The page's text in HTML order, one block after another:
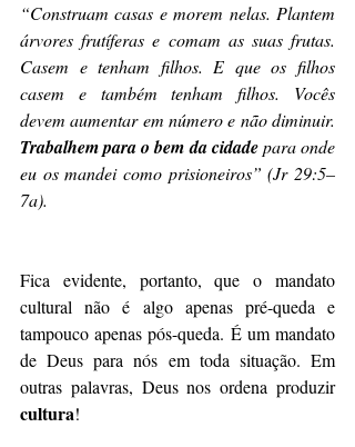
“Construam casas e morem nelas. Plantem
árvores frutíferas e comam as suas frutas.
Casem e tenham filhos. E que os filhos
casem e também tenham filhos. Vocês
Trabalhem para o bem da cidade para onde
eu os mandei como prisioneiros” (Jr 29:5–
7a).
Fica evidente, portanto, que o mandato
cultural não é algo apenas pré-queda e
tampouco apenas pós-queda. É um mandato
de Deus para nós em toda situação. Em
outras palavras, Deus nos ordena produzir
cultura!